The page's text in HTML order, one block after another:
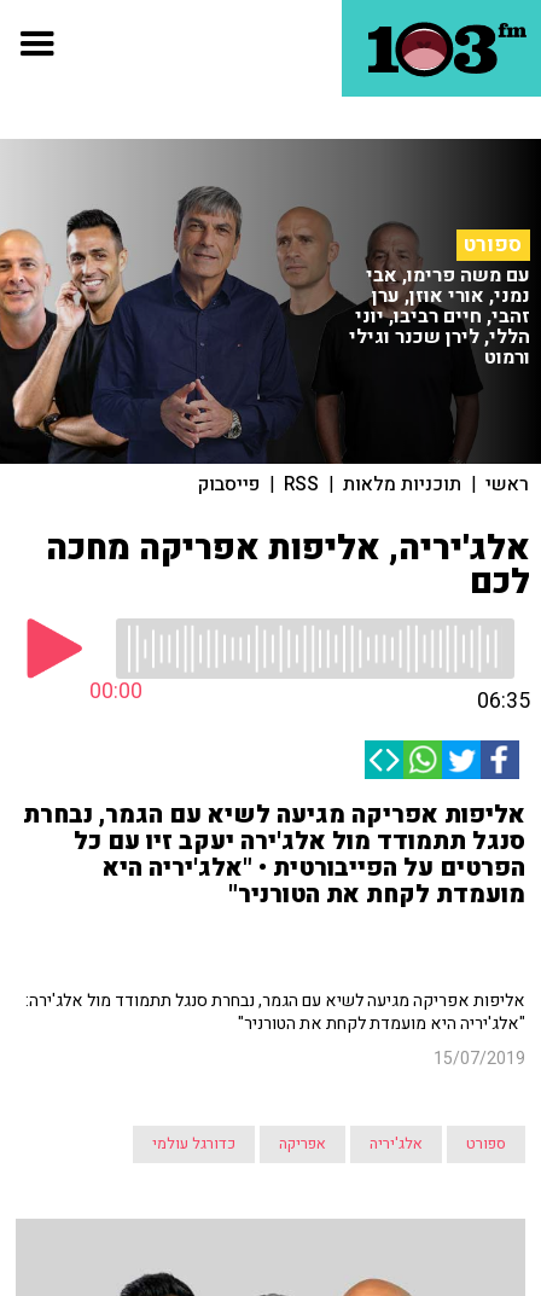
ספורט
עם משה פרימו, אבי
נמני, אורי אוזן, ערן
זהבי, חיים רביבו, יוני
הללי, לירן שכנר וגילי
ורמוט
ראשי | תוכניות מלאות |
RSS
| פייסבוק
אלג'יריה, אליפות אפריקה מחכה
לכם
00:00 06:35
אליפות אפריקה מגיעה לשיא עם הגמר, נבחרת
סנגל תתמודד מול אלג'ירה יעקב זיו עם כל
הפרטים על הפייבורטית • "אלג'יריה היא
מועמדת לקחת את הטורניר"
אליפות אפריקה מגיעה לשיא עם הגמר, נבחרת סנגל תתמודד מול אלג'ירה:
"אלג'יריה היא מועמדת לקחת את הטורניר"
15/07/2019
ספורט אלג'יריה אפריקה כדורגל עולמי